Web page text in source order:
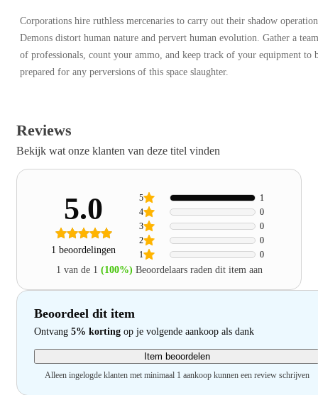
Corporations hire ruthless mercenaries to carry out their shadow
Demons distort human nature and pervert human evolution. Gather a team
of professionals, count your ammo, and keep track of your equipment to
prepared for any perversions of this space slaughter.
Reviews
Bekijk wat onze klanten van deze titel vinden
5.0
1 beoordelingen 1 0
2 0
3 0
4 0
5 1
1 van de 1 (100%) Beoordelaars raden dit item aan
Beoordeel dit item
Ontvang 5% korting op je volgende aankoop als dank
Item beoordelen
Alleen ingelogde klanten met minimaal 1 aankoop kunnen een review schrijven